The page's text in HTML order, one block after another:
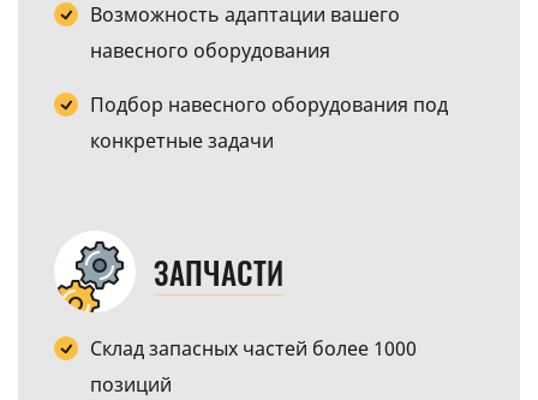
Возможность адаптации вашего
навесного оборудования
Подбор навесного оборудования под
конкретные задачи
ЗАПЧАСТИ
Склад запасных частей более 1000
позиций